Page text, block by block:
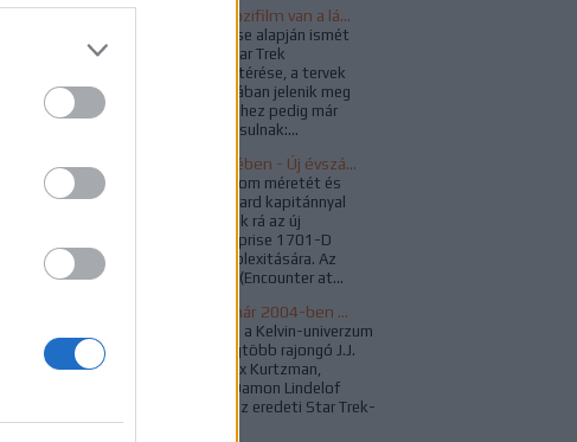
Újabb Star Trek mozifilm van a láthatáron, ezúttal a WandaVision rendezője kapta a projektet
A Deadline értesülése alapján ismét
lendületet vett a Star Trek
nagyvásznas visszatérése, a tervek
szerint 2023 júniusában jelenik meg
egy új film, a projekthez pedig már
konkrét nevek is társulnak:...
Az emberiség nevében - Új évszázad a Star Trekben
„Még mindig csodálom méretét és
modernségét” – Picard kapitánnyal
együtt csodálkozunk rá az új
csillaghajó, az Enterprise 1701-D
nagyságára és komplexitására. Az
emberiség nevében (Encounter at...
A Babylon 5 atyja már 2004-ben megálmodta a Star Trek újraindítását
Bárhogy is viszonyul a Kelvin-univerzum
mozifilmjeihez, a legtöbb rajongó J.J.
Abrams, esetleg Alex Kurtzman,
Roberto Orci, vagy Damon Lindelof
nevéhez kapcsolja az eredeti Star Trek-
sorozat új...